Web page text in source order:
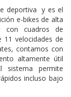
deportiva y es el
e-bikes de alta
con cuadros de
11 velocidades de
contamos con
altamente útil
sistema permite
incluso bajo